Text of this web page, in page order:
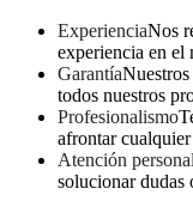
ExperienciaNos
experiencia en el
Garantía
todos nuestros
Profesionalismo
afrontar
Atención
solucionar dudas